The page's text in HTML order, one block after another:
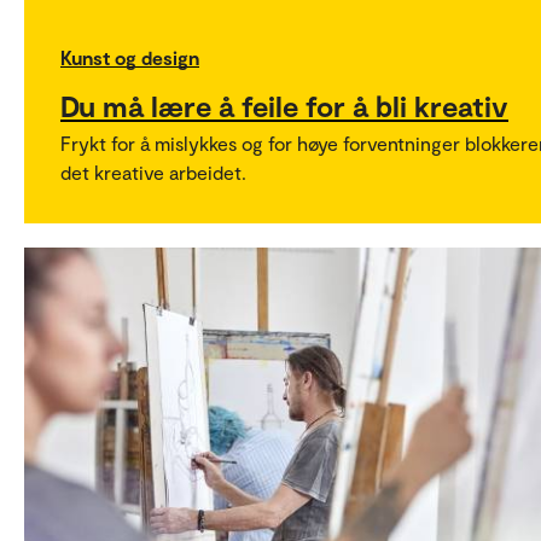
Kunst og design
Du må lære å feile for å bli kreativ
Frykt for å mislykkes og for høye forventninger
det kreative arbeidet.